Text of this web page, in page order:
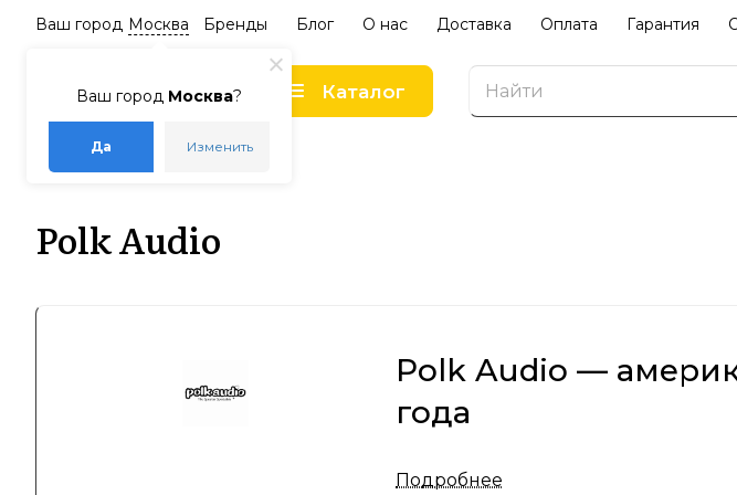
Ваш город Москва?
Да Изменить
Ваш город Москва Бренды Блог О нас Доставка Оплата Гарантия
Каталог
Главная – Бренды
Polk Audio
Polk Audio —
года
Polk Audio начала свою
Подробнее